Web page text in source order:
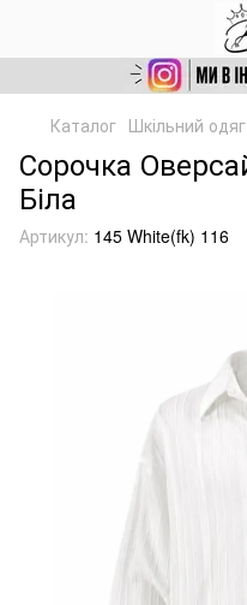
Каталог Шкільний
Сорочка
Біла
Артикул: 145 White(fk) 116